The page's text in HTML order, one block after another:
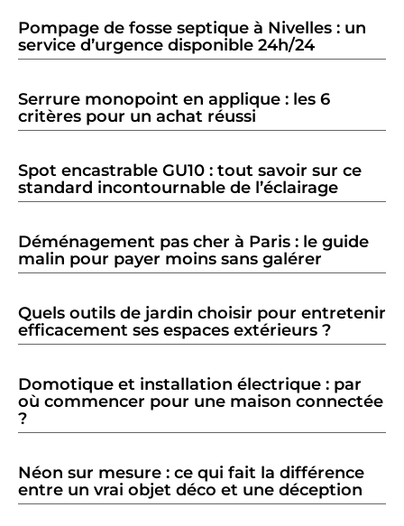
Pompage de fosse septique à Nivelles : un
service d’urgence disponible 24h/24
Serrure monopoint en applique : les 6
critères pour un achat réussi
Spot encastrable GU10 : tout savoir sur ce
standard incontournable de l’éclairage
Déménagement pas cher à Paris : le guide
malin pour payer moins sans galérer
Quels outils de jardin choisir pour entretenir
efficacement ses espaces extérieurs ?
Domotique et installation électrique : par
où commencer pour une maison connectée
?
Néon sur mesure : ce qui fait la différence
entre un vrai objet déco et une déception